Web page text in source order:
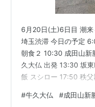
6月20日(土)6日目 潮来
埼玉渋滞 今日の予定
朝食２ 10:30 成田山新
久大仏 出発 13:30 坂
飯 スシロー 17:50 秩
(土)6日目 潮来～秩父
#牛久大仏 #成田山新